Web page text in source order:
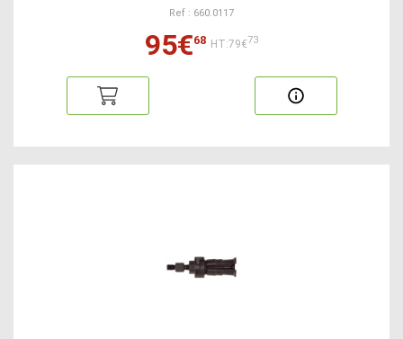
Ref : 660.0117
95€68 HT:79€73